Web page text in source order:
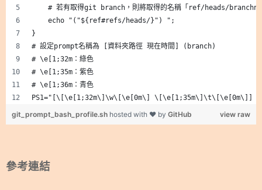
# 若有取得git branch，則將取得的名稱「ref/heads/
    echo "("${ref#refs/heads/}") ";
}
# 設定prompt名稱為 [資料夾路徑 現在時間] (branch)
# \e[1;32m：綠色
# \e[1;35m：紫色
# \e[1;36m：青色
PS1="[\[\e[1;32m\]\w\[\e[0m\] \[\e[1;35m\]\t\[\e[0m\]]
view raw
git_prompt_bash_profile.sh hosted with ❤ by GitHub
參考連結